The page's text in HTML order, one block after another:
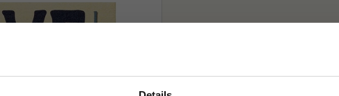
125 st tändstickor, 10cm, med
139KR